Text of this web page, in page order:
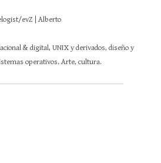
evZ | Alberto
& digital, UNIX y derivados, diseño y
operativos. Arte, cultura.